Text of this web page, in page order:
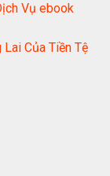
Vụ ebook
Của Tiền Tệ